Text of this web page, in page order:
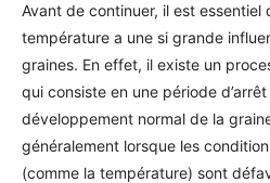
Avant de continuer, il est
température a une si grande
graines. En effet, il existe un
qui consiste en une période
développement normal de la
généralement lorsque les
(comme la température) sont